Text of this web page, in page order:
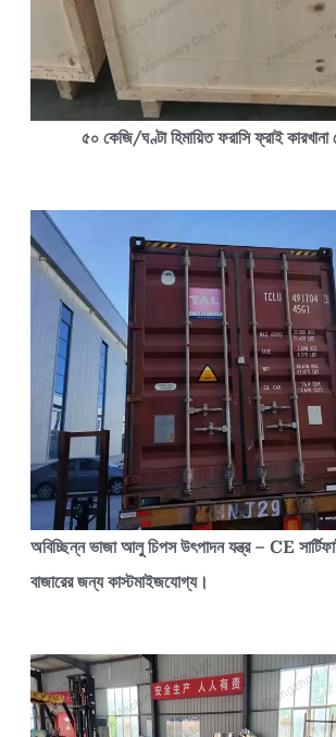
৫০ কেজি/ঘণ্টা হিমায়িত ফরাসি ফ্রাই কারখানা
অবিচ্ছিন্ন ভাজা আলু চিপস উৎপাদন যন্ত্র – CE
বাজারের জন্য কাস্টমাইজযোগ্য।